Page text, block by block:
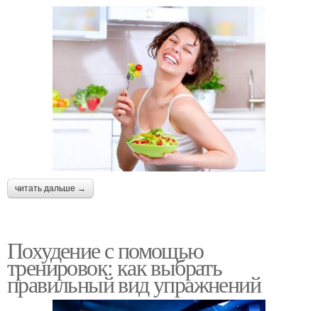
читать дальше →
Похудение с помощью
тренировок: как выбрать
правильный вид упражнений